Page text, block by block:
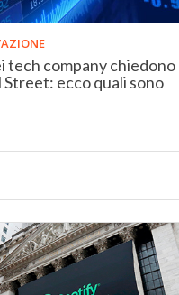
tech company chiedono
Street: ecco quali sono